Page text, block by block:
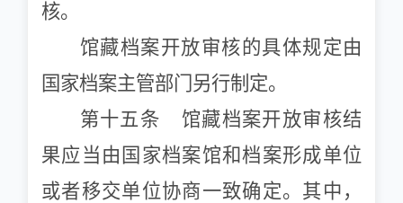
核。
馆藏档案开放审核的具体规定由
国家档案主管部门另行制定。
第十五条 馆藏档案开放审核结
果应当由国家档案馆和档案形成单位
或者移交单位协商一致确定。其中，